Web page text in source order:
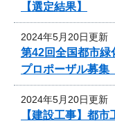
【選定結果】
2024年5月20日更新
第42回全国都市
プロポーザル募集
2024年5月20日更新
【建設工事】都